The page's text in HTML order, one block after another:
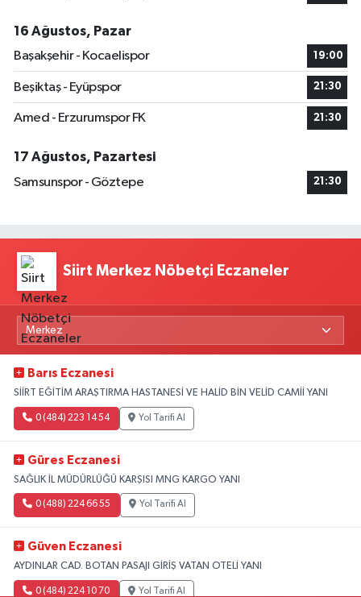
16 Ağustos, Pazar
Başakşehir - Kocaelispor
19:00
Beşiktaş - Eyüpspor 21:30
Amed - Erzurumspor FK 21:30
17 Ağustos, Pazartesi
Samsunspor - Göztepe
21:30
Siirt Merkez Nöbetçi Eczaneler
Barıs Eczanesi
SİİRT EĞİTİM ARAŞTIRMA HASTANESİ VE HALİD BİN VELİD CAMİİ YANI
0 (484) 223 14 54 Yol Tarifi Al
Güres Eczanesi
SAĞLIK İL MÜDÜRLÜĞÜ KARŞISI MNG KARGO YANI
0 (488) 224 66 55 Yol Tarifi Al
Güven Eczanesi
AYDINLAR CAD. BOTAN PASAJI GİRİŞ VATAN OTELİ YANI
0 (484) 224 10 70 Yol Tarifi Al